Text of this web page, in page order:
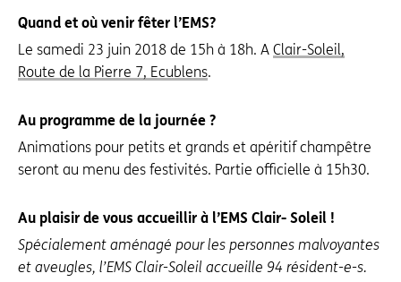
Quand et où venir fêter l’EMS?
Le samedi 23 juin 2018 de 15h à 18h. A Clair-Soleil,
Route de la Pierre 7, Ecublens.
Au programme de la journée ?
Animations pour petits et grands et apéritif champêtre
seront au menu des festivités. Partie officielle à 15h30.
Au plaisir de vous accueillir à l’EMS Clair- Soleil !
Spécialement aménagé pour les personnes malvoyantes
et aveugles, l’EMS Clair-Soleil accueille 94 résident-e-s.